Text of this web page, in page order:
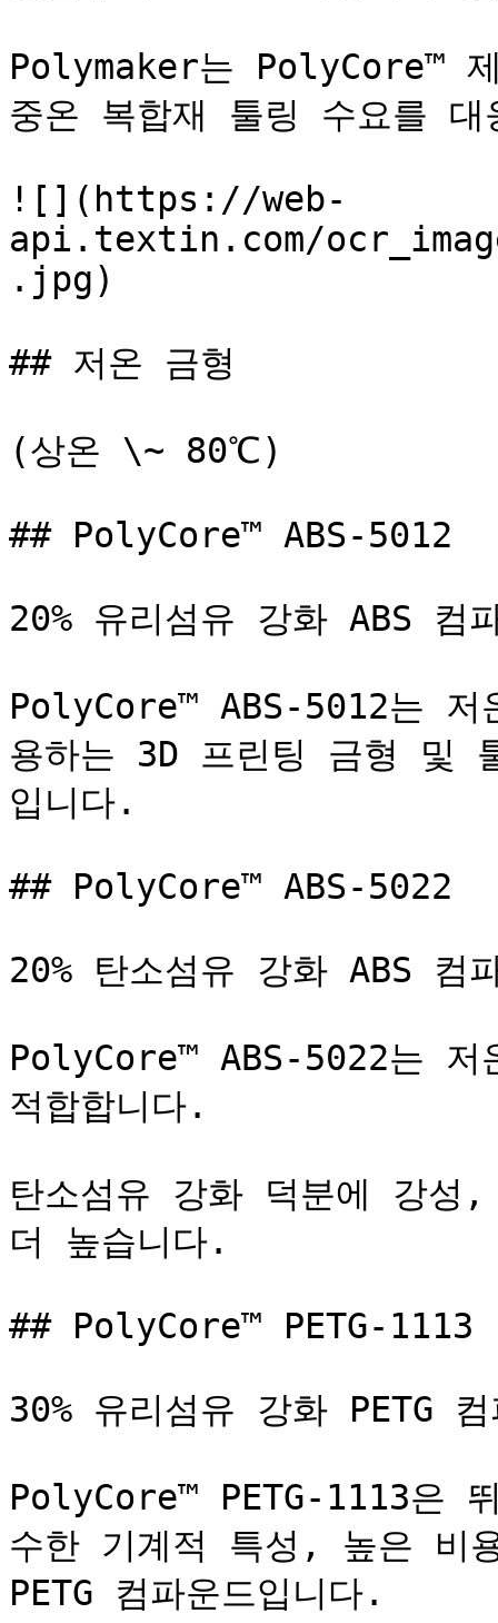
Polymaker는 PolyCore™
중온 복합재 툴링 수요를 대
![](https://web-
api.textin.com/
.jpg)
## 저온 금형
(상온 \~ 80℃)
## PolyCore™ ABS-5012
20% 유리섬유 강화 ABS 컴
PolyCore™ ABS-5012는
용하는 3D 프린팅 금형 및
입니다.
## PolyCore™ ABS-5022
20% 탄소섬유 강화 ABS 컴
PolyCore™ ABS-5022는 저
적합합니다.
탄소섬유 강화 덕분에 강
더 높습니다.
## PolyCore™ PETG-1113
30% 유리섬유 강화 PETG 컴
PolyCore™ PETG-1113은
수한 기계적 특성, 높은 비
PETG 컴파운드입니다.